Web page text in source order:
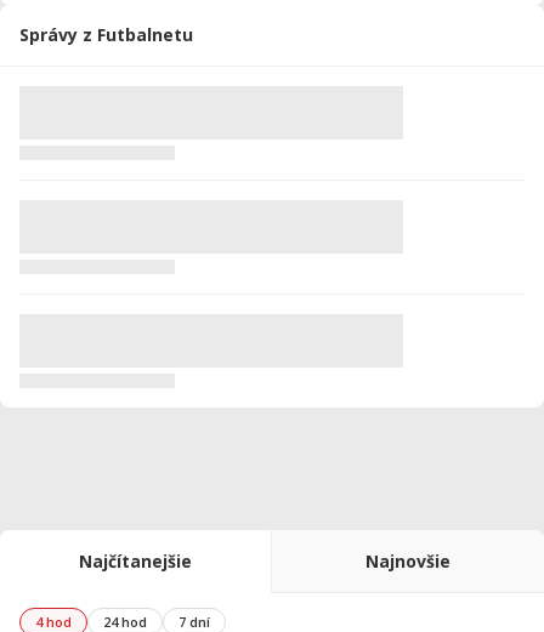
Správy z Futbalnetu
Najčítanejšie Najnovšie
4 hod 24 hod 7 dní